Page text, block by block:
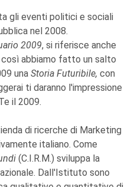
gli eventi politici e sociali
nel 2008.
2009, si riferisce anche
così abbiamo fatto un salto
una Storia Futuribile, con
ti daranno l'impressione
il 2009.
di ricerche di Marketing
italiano. Come
(C.I.R.M.) sviluppa la
Dall'Istituto sono